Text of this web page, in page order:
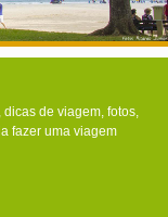
de viagem, fotos,
fazer uma viagem